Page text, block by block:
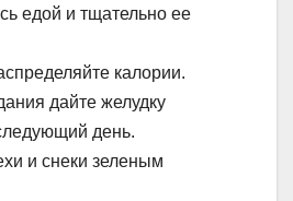
едой и тщательно ее
калории.
дайте желудку
день.
и снеки зеленым